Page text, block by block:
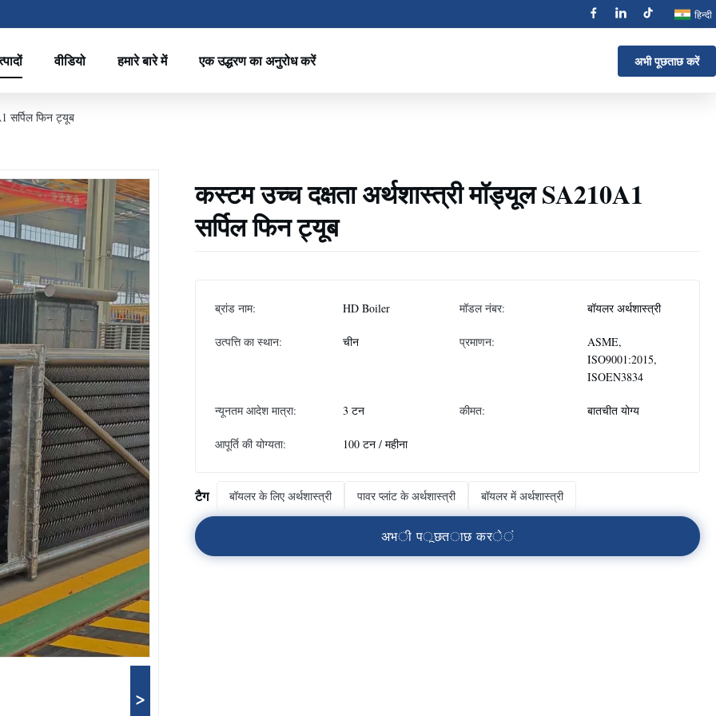
हिन्दी
वीडियो हमारे बारे में एक उद्धरण का अनुरोध करें अभी पूछताछ करें
सर्पिल फिन ट्यूब
>
कस्टम उच्च दक्षता अर्थशास्त्री मॉड्यूल SA210A1
सर्पिल फिन ट्यूब
ब्रांड नाम: HD Boiler मॉडल नंबर: बॉयलर अर्थशास्त्री
उत्पत्ति का स्थान: चीन प्रमाणन:
ASME,
ISO9001:2015,
ISOEN3834
न्यूनतम आदेश मात्रा: 3 टन कीमत: बातचीत योग्य
आपूर्ति की योग्यता: 100 टन / महीना
टैग बॉयलर के लिए अर्थशास्त्री पावर प्लांट के अर्थशास्त्री बॉयलर में अर्थशास्त्री
अभी पूछताछ करें